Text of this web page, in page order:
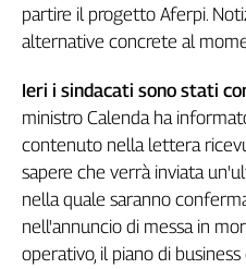
Collettiva
Talk
settimana
Collettiva
Girasoli
Il
Sassolino
Linea
Economica
partire il progetto Aferpi.
alternative concrete al
Ieri i sindacati sono stati
ministro Calenda ha
contenuto nella lettera
sapere che verrà inviata
nella quale saranno
nell'annuncio di messa in
operativo, il piano di